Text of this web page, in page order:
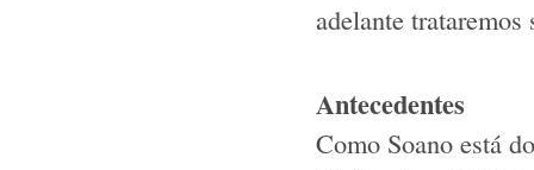
adelante
Antecedentes
Como Soano está